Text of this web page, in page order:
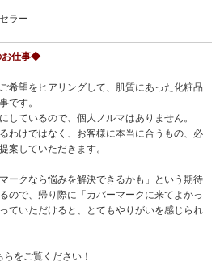
ラー
お仕事◆
希望をヒアリングして、肌質にあった化粧品
です。
しているので、個人ノルマはありません。
わけではなく、お客様に本当に合うもの、必
案していただきます。
ークなら悩みを解決できるかも」という期待
ので、帰り際に「カバーマークに来てよかっ
ていただけると、とてもやりがいを感じられ
をご覧ください！